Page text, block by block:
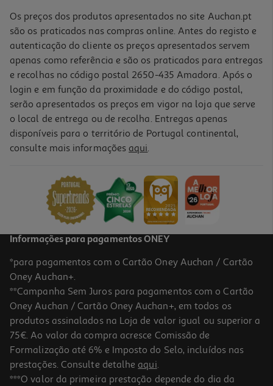
-20%
Spray Parasidose Zonas Temp Repelente 100ml
Price reduced from
10,86 €
5.0
Spray Chicco Protetor 100ml
-25%
sobre
PVPR
Os preços dos produtos apresentados no site Auchan.pt
são os praticados nas compras online. Antes do registo e
autenticação do cliente os preços apresentados servem
apenas como referência e são os praticados para entregas
e recolhas no código postal 2650-435 Amadora. Após o
login e em função da proximidade e do código postal,
serão apresentados os preços em vigor na loja que serve
o local de entrega ou de recolha. Entregas apenas
disponíveis para o território de Portugal continental,
consulte mais informações aqui.
Informações para pagamentos ONEY
*para pagamentos com o Cartão Oney Auchan / Cartão
Oney Auchan+.
**Campanha Sem Juros para pagamentos com o Cartão
Oney Auchan / Cartão Oney Auchan+, em todos os
produtos assinalados na Loja de valor igual ou superior a
75€. Ao valor da compra acresce Comissão de
Formalização até 6% e Imposto do Selo, incluídos nas
prestações. Consulte detalhe aqui.
***O valor da primeira prestação depende do dia da